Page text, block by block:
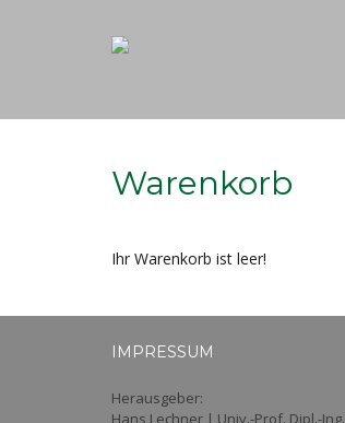
Warenkorb
Ihr Warenkorb ist leer!
IMPRESSUM
Herausgeber:
Hans Lechner | Univ.-Prof. Dipl.-Ing.